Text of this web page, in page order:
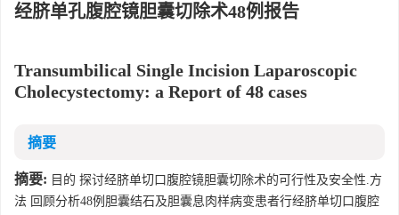
经脐单孔腹腔镜胆囊切除术48例报告
Transumbilical Single Incision Laparoscopic
Cholecystectomy: a Report of 48 cases
摘要
摘要: 目的 探讨经脐单切口腹腔镜胆囊切除术的可行性及安全性.方
法 回顾分析48例胆囊结石及胆囊息肉样病变患者行经脐单切口腹腔